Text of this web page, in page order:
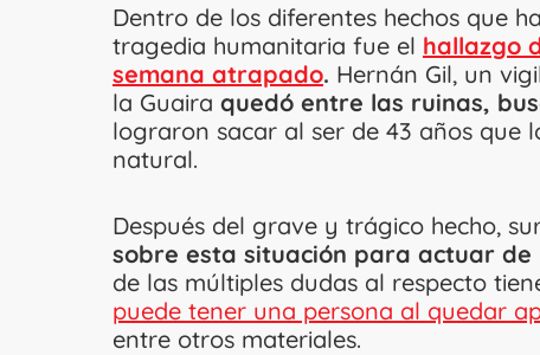
Dentro de los diferentes hechos que
tragedia humanitaria fue el hallazgo
semana atrapado. Hernán Gil, un
la Guaira quedó entre las ruinas,
lograron sacar al ser de 43 años que
natural.
Después del grave y trágico hecho,
sobre esta situación para actuar
de las múltiples dudas al respecto
puede tener una persona al quedar
entre otros materiales.